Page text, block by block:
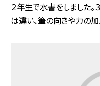
２年生で水書をしました
は違い、筆の向きや力の加